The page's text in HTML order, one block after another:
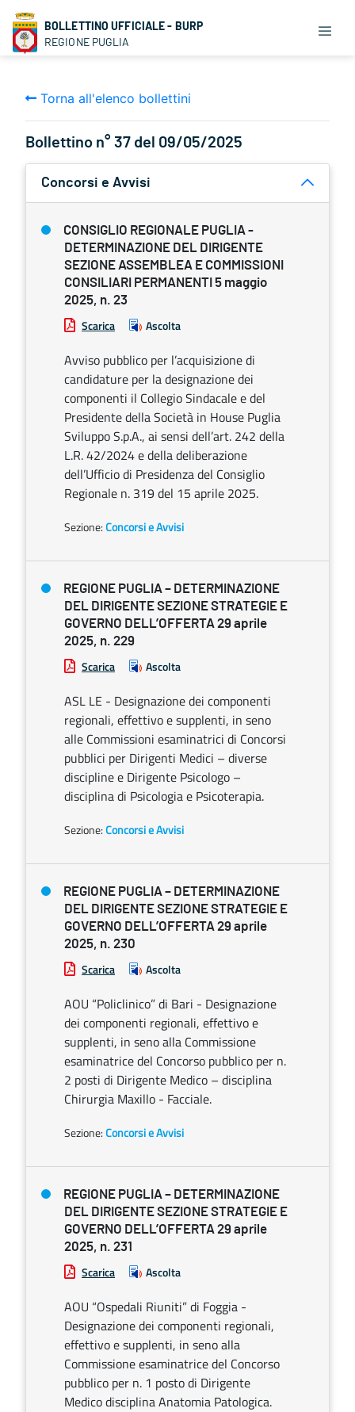
BOLLETTINO UFFICIALE - BURP
REGIONE PUGLIA
Torna all'elenco bollettini
Bollettino n° 37 del 09/05/2025
Concorsi e Avvisi
CONSIGLIO REGIONALE PUGLIA -
DETERMINAZIONE DEL DIRIGENTE
SEZIONE ASSEMBLEA E COMMISSIONI
CONSILIARI PERMANENTI 5 maggio
2025, n. 23
Scarica Ascolta
Avviso pubblico per l’acquisizione di
candidature per la designazione dei
componenti il Collegio Sindacale e del
Presidente della Società in House Puglia
Sviluppo S.p.A., ai sensi dell’art. 242 della
L.R. 42/2024 e della deliberazione
dell’Ufficio di Presidenza del Consiglio
Regionale n. 319 del 15 aprile 2025.
Sezione:Concorsi e Avvisi
REGIONE PUGLIA – DETERMINAZIONE
DEL DIRIGENTE SEZIONE STRATEGIE E
GOVERNO DELL’OFFERTA 29 aprile
2025, n. 229
Scarica Ascolta
ASL LE - Designazione dei componenti
regionali, effettivo e supplenti, in seno
alle Commissioni esaminatrici di Concorsi
pubblici per Dirigenti Medici – diverse
discipline e Dirigente Psicologo –
disciplina di Psicologia e Psicoterapia.
Sezione:Concorsi e Avvisi
REGIONE PUGLIA – DETERMINAZIONE
DEL DIRIGENTE SEZIONE STRATEGIE E
GOVERNO DELL’OFFERTA 29 aprile
2025, n. 230
Scarica Ascolta
AOU “Policlinico” di Bari - Designazione
dei componenti regionali, effettivo e
supplenti, in seno alla Commissione
esaminatrice del Concorso pubblico per n.
2 posti di Dirigente Medico – disciplina
Chirurgia Maxillo - Facciale.
Sezione:Concorsi e Avvisi
REGIONE PUGLIA – DETERMINAZIONE
DEL DIRIGENTE SEZIONE STRATEGIE E
GOVERNO DELL’OFFERTA 29 aprile
2025, n. 231
Scarica Ascolta
AOU “Ospedali Riuniti” di Foggia -
Designazione dei componenti regionali,
effettivo e supplenti, in seno alla
Commissione esaminatrice del Concorso
pubblico per n. 1 posto di Dirigente
Medico disciplina Anatomia Patologica.